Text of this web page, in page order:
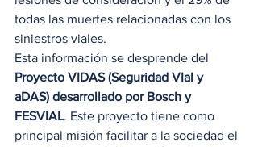
todas las muertes relacionadas con los
siniestros viales.
Esta información se desprende del
Proyecto VIDAS (Seguridad VIal y
aDAS) desarrollado por Bosch y
FESVIAL. Este proyecto tiene como
principal misión facilitar a la sociedad el